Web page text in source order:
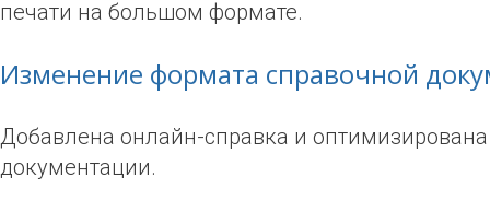
печати на большом формате.
Изменение формата справочной
Добавлена онлайн-справка и
документации.